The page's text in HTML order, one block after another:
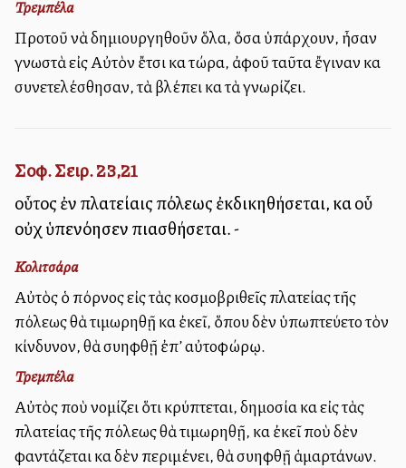
Τρεμπέλα
Προτοῦ νὰ δημιουργηθοῦν ὅλα, ὅσα ὑπάρχουν, ἦσαν
γνωστὰ εἰς Αὐτὸν ἔτσι καὶ τώρα, ἀφοῦ ταῦτα ἔγιναν καὶ
συνετελέσθησαν, τὰ βλέπει καὶ τὰ γνωρίζει.
Σοφ. Σειρ. 23,21
οὗτος ἐν πλατείαις πόλεως ἐκδικηθήσεται, καὶ οὗ
οὐχ ὑπενόησεν πιασθήσεται. -
Κολιτσάρα
Αὐτὸς ὁ πόρνος εἰς τὰς κοσμοβριθεῖς πλατείας τῆς
πόλεως θὰ τιμωρηθῇ καὶ ἐκεῖ, ὅπου δὲν ὑπωπτεύετο τὸν
κίνδυνον, θὰ συλληφθῇ ἐπ’ αὐτοφώρῳ.
Τρεμπέλα
Αὐτὸς ποὺ νομίζει ὅτι κρύπτεται, δημοσία καὶ εἰς τὰς
πλατείας τῆς πόλεως θὰ τιμωρηθῇ, καὶ ἐκεῖ ποὺ δὲν
φαντάζεται καὶ δὲν περιμένει, θὰ συλληφθῇ ἁμαρτάνων.